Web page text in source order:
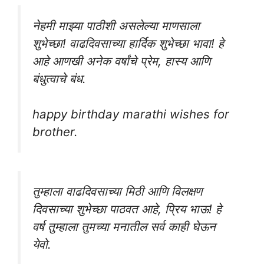
नेहमी माझ्या पाठीशी असलेल्या माणसाला
शुभेच्छा! वाढदिवसाच्या हार्दिक शुभेच्छा भावा! हे
आहे आणखी अनेक वर्षांचे प्रेम, हास्य आणि
बंधुत्वाचे बंध.
happy birthday marathi wishes for
brother.
तुम्हाला वाढदिवसाच्या मिठी आणि विलक्षण
दिवसाच्या शुभेच्छा पाठवत आहे, प्रिय भाऊ! हे
वर्ष तुम्हाला तुमच्या मनातील सर्व काही घेऊन
येवो.